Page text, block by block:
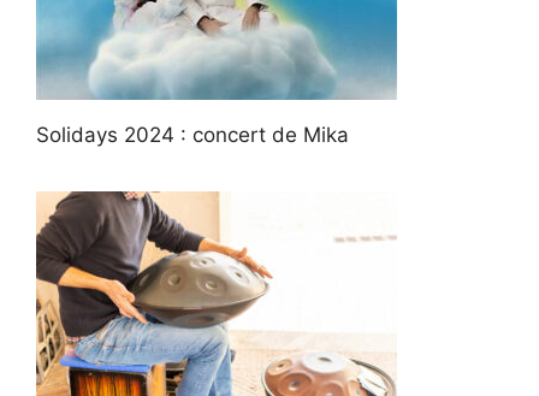
Solidays 2024 : concert de Mika